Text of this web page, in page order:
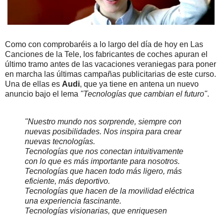
Como con comprobaréis a lo largo del día de hoy en Las
Canciones de la Tele, los fabricantes de coches apuran el
último tramo antes de las vacaciones veraniegas para poner
en marcha las últimas campañas publicitarias de este curso.
Una de ellas es Audi, que ya tiene en antena un nuevo
anuncio bajo el lema "Tecnologías que cambian el futuro".
"Nuestro mundo nos sorprende, siempre con
nuevas posibilidades. Nos inspira para crear
nuevas tecnologías.
Tecnologías que nos conectan intuitivamente
con lo que es más importante para nosotros.
Tecnologías que hacen todo más ligero, más
eficiente, más deportivo.
Tecnologías que hacen de la movilidad eléctrica
una experiencia fascinante.
Tecnologías visionarias, que enriquesen